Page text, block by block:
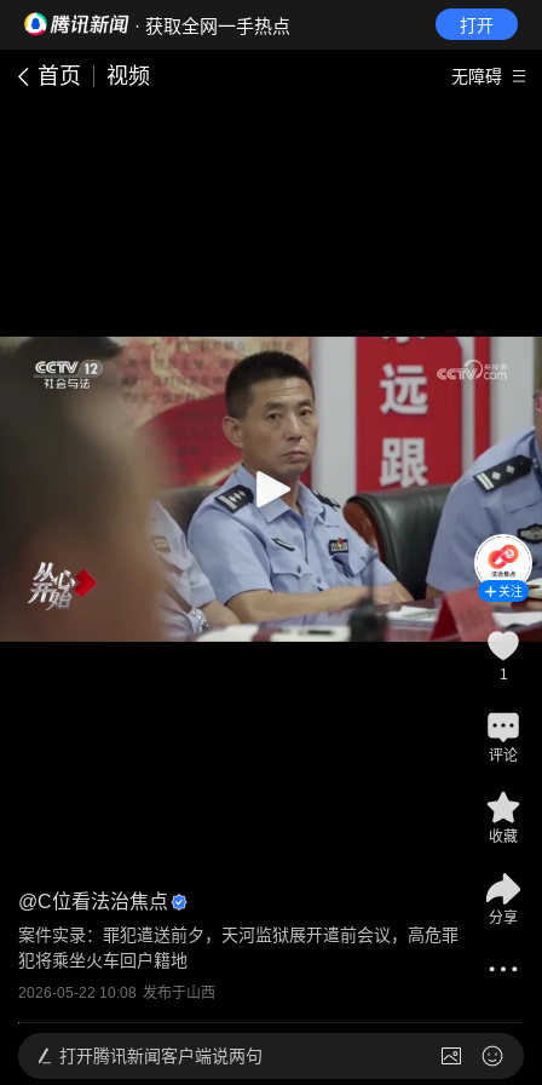
· 获取全网一手热点 打开
首页 视频 无障碍
@C位看法治焦点
案件实录：罪犯遣送前夕，天河监狱展开遣前会议，高危罪
犯将乘坐火车回户籍地
2026-05-22 10:08 发布于山西
关注
1
评论
收藏
分享
打开腾讯新闻客户端说两句